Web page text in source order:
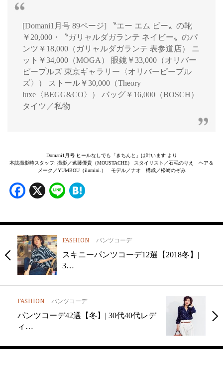
[Domani1月号 89ページ] 〝エー エム ビー〟の靴
￥20,000・〝ガリャルダガランテ ネイビー〟のパ
ンツ￥18,000（ガリャルダガランテ 表参道店） ニ
ット￥34,000（MOGA） 眼鏡￥33,000（オリバー
ピープルズ 東京ギャラリー〈オリバーピープル
ズ〉） ストール￥30,000（Theory
luxe〈BEGG&CO〉） バッグ￥16,000（BOSCH）
タイツ／私物
Domani1月号 ヒールなしでも「きちんと」は叶います より
本誌撮影時スタッフ: 撮影／遠藤優貴（MOUSTACHE） スタイリスト／石毛のりえ ヘア＆
メーク／YUMBOU（ilumini.） モデル／ナオ 構成／松崎のぞみ
Facebook
X Line
FASHION パンツコーデ
スキニーパンツコーデ12選【2018冬】|
3…
FASHION パンツコーデ
パンツコーデ42選【冬】| 30代40代レデ
ィ…